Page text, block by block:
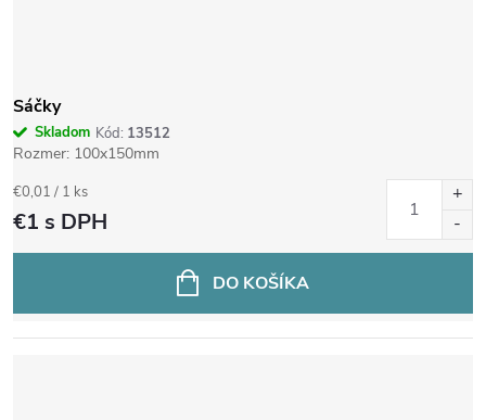
Sáčky
Skladom Kód: 13512
Rozmer: 100x150mm
€1 s DPH
Jednotková
cena:
€0,01 / 1 ks
DO KOŠÍKA